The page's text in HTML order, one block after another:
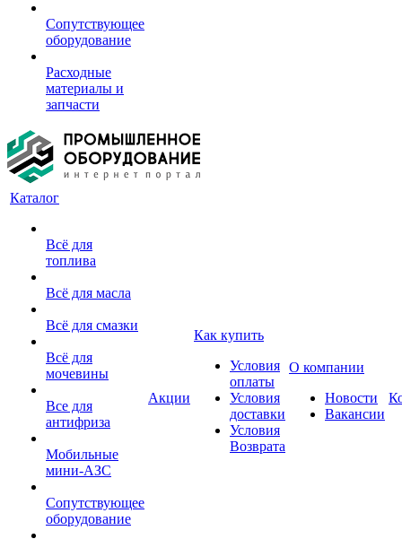
Сопутствующее
оборудование
Расходные
материалы и
запчасти
Каталог
Всё для
топлива
Всё для масла
Всё для смазки
Всё для
мочевины
Все для
антифриза
Мобильные
мини-АЗС
Сопутствующее
оборудование
Акции
Как купить
Условия
оплаты
Условия
доставки
Условия
Возврата
О компании
Новости
Вакансии